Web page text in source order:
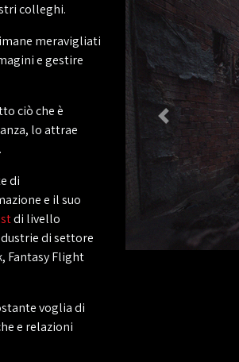
colleghi.
meravigliati
e gestire
ciò che è
lo attrae
di
e il suo
di livello
di settore
Fantasy Flight
voglia di
e relazioni